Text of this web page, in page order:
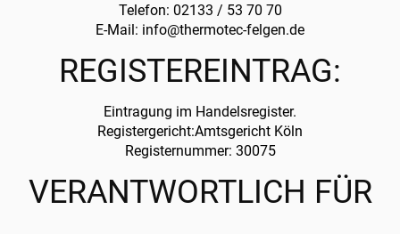
Telefon: 02133 / 53 70 70
E-Mail: info@thermotec-felgen.de
REGISTEREINTRAG:
Eintragung im Handelsregister.
Registergericht:Amtsgericht Köln
Registernummer: 30075
VERANTWORTLICH FÜR